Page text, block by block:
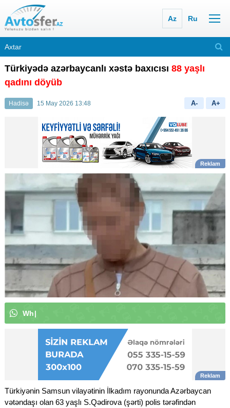
Az Ru
Türkiyədə azərbaycanlı xəstə baxıcısı 88 yaşlı
qadını döyüb
Hadisə 15 May 2026 13:48 A- A+
Wha
Türkiyənin Samsun vilayətinin İlkadım rayonunda Azərbaycan
vətəndaşı olan 63 yaşlı S.Qədirova (şərti) polis tərəfindən